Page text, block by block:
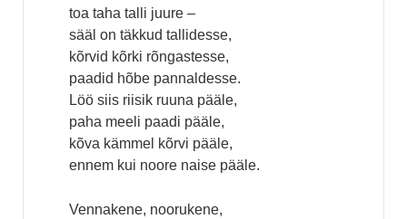
toa taha talli juure –
sääl on täkkud tallidesse,
kõrvid kõrki rõngastesse,
paadid hõbe pannaldesse.
Löö siis riisik ruuna pääle,
paha meeli paadi pääle,
kõva kämmel kõrvi pääle,
ennem kui noore naise pääle.
Vennakene, noorukene,